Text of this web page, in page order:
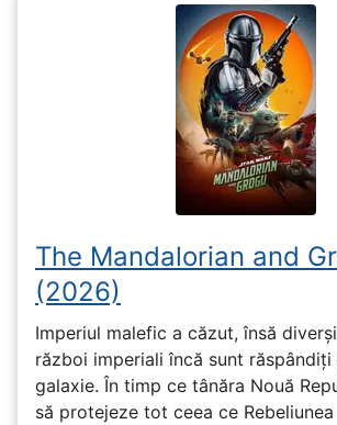
The Mandalorian and
(2026)
Imperiul malefic a căzut, însă
război imperiali încă sunt
galaxie. În timp ce tânăra Nouă
să protejeze tot ceea ce